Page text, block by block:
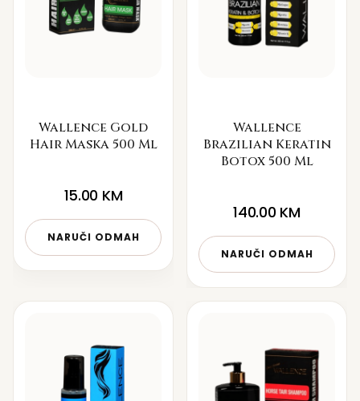
Wallence Gold
Hair Maska 500 Ml
15.00 KM
NARUČI ODMAH
Wallence
Brazilian Keratin
Botox 500 Ml
140.00 KM
NARUČI ODMAH